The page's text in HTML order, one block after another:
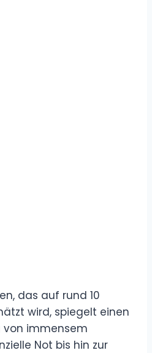
das auf rund 10
wird, spiegelt einen
immensem
Not bis hin zur